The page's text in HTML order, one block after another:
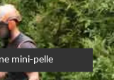
mini-pelle